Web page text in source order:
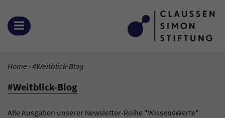
Zum Inhalt springen
MENÜ ÖFFNEN
SIE BEFINDEN SICH HIER:
Home Aktuelle Seite:
#Weitblick-Blog
#Weitblick-Blog
Alle Ausgaben unserer Newsletter-Reihe "WissensWerte"